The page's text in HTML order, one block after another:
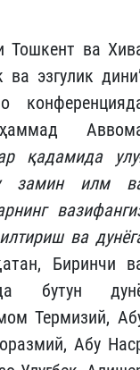
Тошкент ва
эзгулик
қадамида
замин илм
ва
Биринчи
бутун
Термизий,
Абу